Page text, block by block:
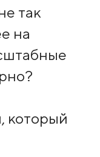
так
на
который